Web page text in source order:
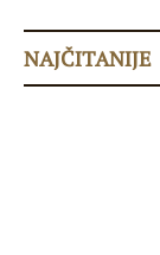
NAJČITANIJE